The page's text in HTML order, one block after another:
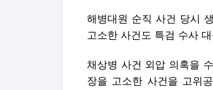
해병대원 순직 사건 당시
고소한 사건도 특검 수사
채상병 사건 외압 의혹을
장을 고소한 사건을 고위